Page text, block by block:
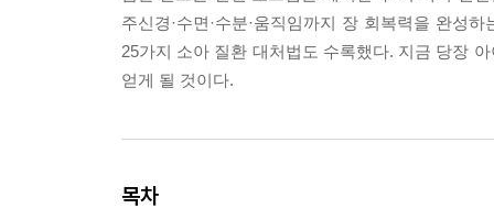
주신경·수면·수분·움직임까지 장 회복력을 완성
25가지 소아 질환 대처법도 수록했다. 지금 당장
얻게 될 것이다.
목차